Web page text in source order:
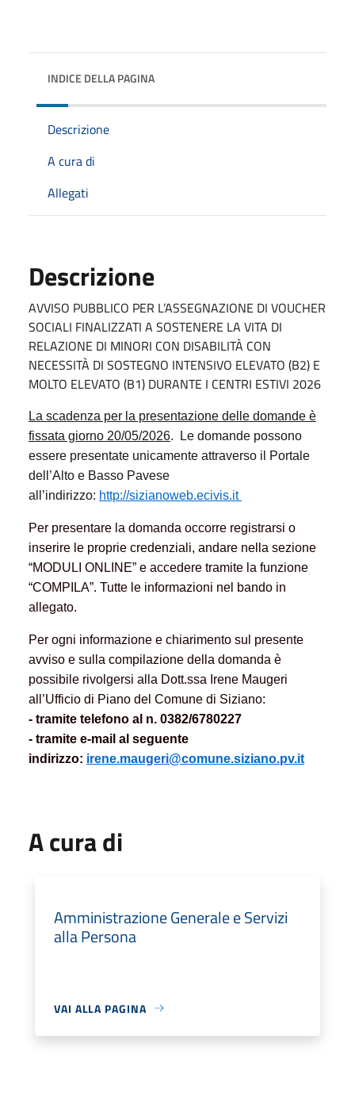
INDICE DELLA PAGINA
Descrizione
A cura di
Allegati
Descrizione
AVVISO PUBBLICO PER L’ASSEGNAZIONE DI VOUCHER
SOCIALI FINALIZZATI A SOSTENERE LA VITA DI
RELAZIONE DI MINORI CON DISABILITÀ CON
NECESSITÀ DI SOSTEGNO INTENSIVO ELEVATO (B2) E
MOLTO ELEVATO (B1) DURANTE I CENTRI ESTIVI 2026
La scadenza per la presentazione delle domande è
fissata giorno 20/05/2026.
Le domande possono
essere presentate unicamente attraverso il Portale
dell’Alto e Basso Pavese
all’indirizzo: http://sizianoweb.ecivis.it
Per presentare la domanda occorre registrarsi o
inserire le proprie credenziali, andare nella sezione
“MODULI ONLINE” e accedere tramite la funzione
“COMPILA”. Tutte le informazioni nel bando in
allegato.
Per ogni informazione e chiarimento sul presente
avviso e sulla compilazione della domanda è
possibile rivolgersi alla Dott.ssa Irene Maugeri
all’Ufficio di Piano del Comune di Siziano:
- tramite telefono al n. 0382/6780227
- tramite e-mail al seguente
indirizzo: irene.maugeri@comune.siziano.pv.it
A cura di
Amministrazione Generale e Servizi
alla Persona
VAI ALLA PAGINA